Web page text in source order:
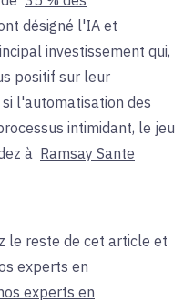
désigné l'IA et
investissement qui,
positif sur leur
l'automatisation des
intimidant, le jeu
à Ramsay Sante
le reste de cet article et
experts en
experts en